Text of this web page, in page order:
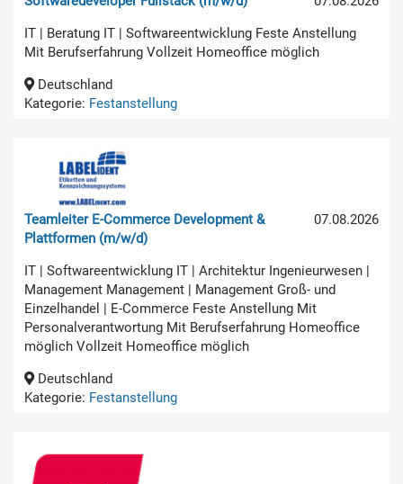
IT | Beratung IT | Softwareentwicklung Feste Anstellung
Mit Berufserfahrung Vollzeit Homeoffice möglich
Deutschland
Kategorie: Festanstellung
07.08.2026
Teamleiter E-Commerce Development &
Plattformen (m/w/d)
IT | Softwareentwicklung IT | Architektur Ingenieurwesen |
Management Management | Management Groß- und
Einzelhandel | E-Commerce Feste Anstellung Mit
Personalverantwortung Mit Berufserfahrung Homeoffice
möglich Vollzeit Homeoffice möglich
Deutschland
Kategorie: Festanstellung